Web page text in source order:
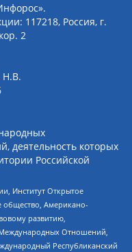
117218, Россия, г.
2
Н.В.
деятельность которых
Российской
Институт Открытое
Американо-
развитию,
Отношений,
Республиканский